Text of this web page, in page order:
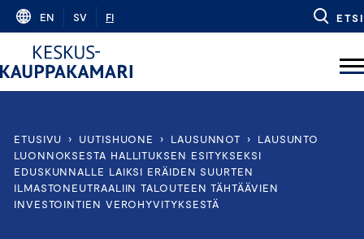
Skip
content
EN SV FI ETSI
ETUSIVU › UUTISHUONE › LAUSUNNOT ›
LAUSUNTO
LUONNOKSESTA HALLITUKSEN ESITYKSEKSI
EDUSKUNNALLE LAIKSI ERÄIDEN SUURTEN
ILMASTONEUTRAALIIN TALOUTEEN TÄHTÄÄVIEN
INVESTOINTIEN VEROHYVITYKSESTÄ